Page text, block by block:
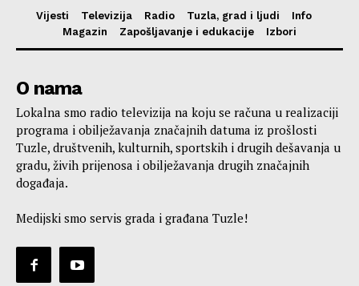
Vijesti Televizija Radio Tuzla, grad i ljudi
Info
Magazin
Zapošljavanje i edukacije Izbori
O nama
Lokalna smo radio televizija na koju se računa u realizaciji
programa i obilježavanja značajnih datuma iz prošlosti
Tuzle, društvenih, kulturnih, sportskih i drugih dešavanja u
gradu, živih prijenosa i obilježavanja drugih značajnih
događaja.
Medijski smo servis grada i građana Tuzle!